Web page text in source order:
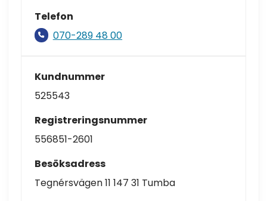
Telefon
070-289 48 00
Kundnummer
525543
Registreringsnummer
556851-2601
Besöksadress
Tegnérsvägen 11 147 31 Tumba